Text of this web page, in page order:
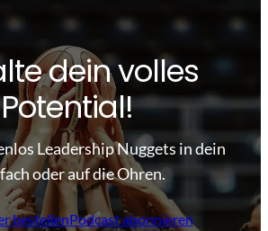
dein volles
Potential!
Leadership Nuggets in dein
oder auf die Ohren.
bestellenPodcast abonnieren